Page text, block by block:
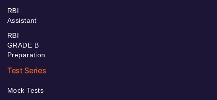
RBI
Assistant
RBI
GRADE B
Preparation
Test Series
Mock Tests